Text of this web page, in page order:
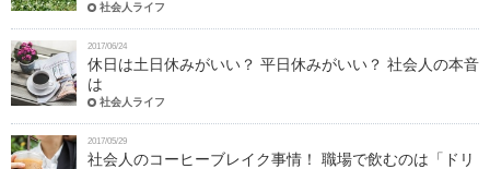
社会人ライフ
2017/06/24
休日は土日休みがいい？ 平日休みがいい？ 社会人の本音
は
社会人ライフ
2017/05/29
社会人のコーヒーブレイク事情！ 職場で飲むのは「ドリ